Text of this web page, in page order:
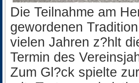
Die Teilnahme am
gewordenen
vielen Jahren z?hlt
Termin des
Zum Gl?ck spielte